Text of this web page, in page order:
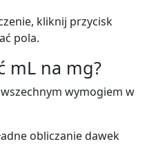
kliknij przycisk
pola.
mL na mg?
wymogiem w
obliczanie dawek